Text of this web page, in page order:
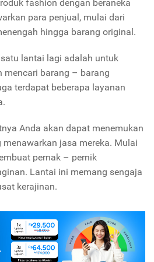
fashion dengan beraneka
para penjual, mulai dari
hingga barang original.
lantai lagi adalah untuk
mencari barang – barang
terdapat beberapa layanan
Anda akan dapat menemukan
jasa mereka. Mulai
pernak – pernik
Lantai ini memang sengaja
kerajinan.